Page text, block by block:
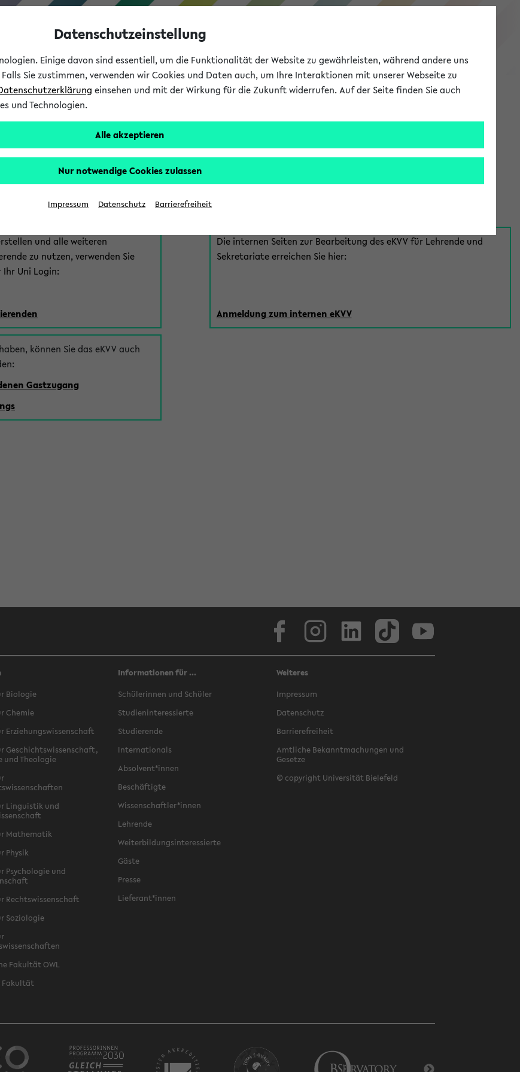
eKVV
am eKVV. Bitte wählen Sie die für Sie richtige aus:
und alle weiteren
zu nutzen, verwenden Sie
Uni Login:
können Sie das eKVV auch
Gastzugang
eKVV für Mitarbeiter*innen
Die internen Seiten zur Bearbeitung des eKVV für Lehrende und
Sekretariate erreichen Sie hier:
Anmeldung zum internen eKVV
Biologie
Chemie
Erziehungswissenschaft
Geschichtswissenschaft,
und Theologie
Linguistik und
Mathematik
Physik
Psychologie und
Rechtswissenschaft
Soziologie
Fakultät OWL
Fakultät
Informationen für ...
Schülerinnen und Schüler
Studieninteressierte
Studierende
Internationals
Absolvent*innen
Beschäftigte
Wissenschaftler*innen
Lehrende
Weiterbildungsinteressierte
Gäste
Presse
Lieferant*innen
Weiteres
Impressum
Datenschutz
Barrierefreiheit
Amtliche Bekanntmachungen und
Gesetze
© copyright Universität Bielefeld
Datenschutzeinstellung
Einige davon sind essentiell, um die Funktionalität der Website zu gewährleisten, während andere uns
Sie zustimmen, verwenden wir Cookies und Daten auch, um Ihre Interaktionen mit unserer Webseite zu
einsehen und mit der Wirkung für die Zukunft widerrufen. Auf der Seite finden Sie auch
und Technologien.
Alle akzeptieren
Nur notwendige Cookies zulassen
Impressum Datenschutz Barrierefreiheit